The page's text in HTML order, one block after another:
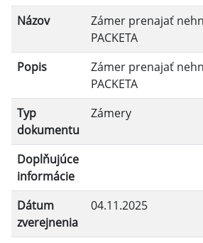
Dátum zverejnenia do:
Filtrovať
Názov
Zámer prenajať
PACKETA
Popis
Zámer prenajať
PACKETA
Typ
dokumentu
Zámery
Doplňujúce
informácie
Dátum
zverejnenia
04.11.2025